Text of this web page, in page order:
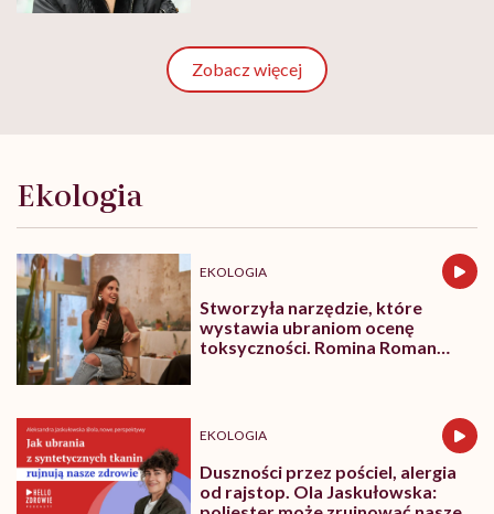
Zobacz więcej
Ekologia
EKOLOGIA
Stworzyła narzędzie, które
wystawia ubraniom ocenę
toksyczności. Romina Roman
EKOLOGIA
Duszności przez pościel, alergia
od rajstop. Ola Jaskułowska: